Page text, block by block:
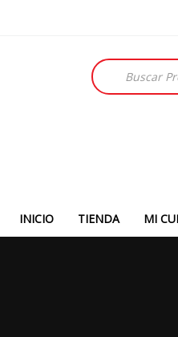
Búsqueda
de
productos
INICIO TIENDA MI